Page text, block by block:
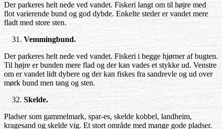
Der parkeres helt nede ved vandet. Fiskeri langt om til højre med
flot varierende bund og god dybde. Enkelte steder er vandet mere
fladt med store sten.
Vemmingbund.
Der parkeres helt nede ved vandet. Fiskeri i begge hjørner af bugten.
Til højre er bunden mere flad og der kan vades et stykke ud. Venstre
om er vandet lidt dybere og der kan fiskes fra sandrevle og ud over
mørk bund men tang og sten.
Skelde.
Pladser som gammelmark, spar-es, skelde kobbel, landheim,
kragesand og skelde vig. Et stort område med mange gode pladser.